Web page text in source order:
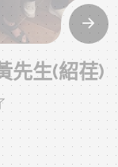
先生(紹荏)